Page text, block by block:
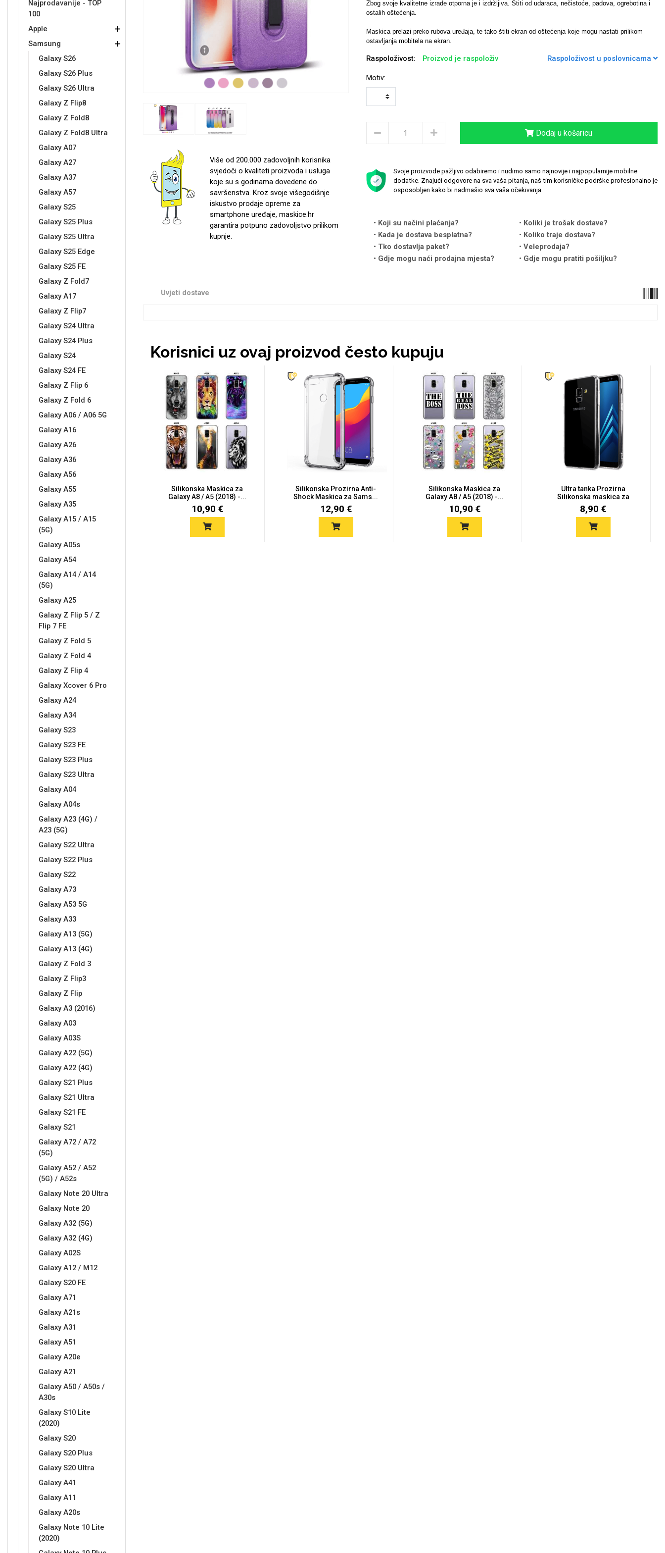
Najprodavanije - TOP
100
Apple
Samsung
Galaxy S26
Galaxy S26 Plus
Galaxy S26 Ultra
Galaxy Z Flip8
Galaxy Z Fold8
Galaxy Z Fold8 Ultra
Galaxy A07
Galaxy A27
Galaxy A37
Galaxy A57
Galaxy S25
Galaxy S25 Plus
Galaxy S25 Ultra
Galaxy S25 Edge
Galaxy S25 FE
Galaxy Z Fold7
Galaxy A17
Galaxy Z Flip7
Galaxy S24 Ultra
Galaxy S24 Plus
Galaxy S24
Galaxy S24 FE
Galaxy Z Flip 6
Galaxy Z Fold 6
Galaxy A06 / A06 5G
Galaxy A16
Galaxy A26
Galaxy A36
Galaxy A56
Galaxy A55
Galaxy A35
Galaxy A15 / A15
(5G)
Galaxy A05s
Galaxy A54
Galaxy A14 / A14
(5G)
Galaxy A25
Galaxy Z Flip 5 / Z
Flip 7 FE
Galaxy Z Fold 5
Galaxy Z Fold 4
Galaxy Z Flip 4
Galaxy Xcover 6 Pro
Galaxy A24
Galaxy A34
Galaxy S23
Galaxy S23 FE
Galaxy S23 Plus
Galaxy S23 Ultra
Galaxy A04
Galaxy A04s
Galaxy A23 (4G) /
A23 (5G)
Galaxy S22 Ultra
Galaxy S22 Plus
Galaxy S22
Galaxy A73
Galaxy A53 5G
Galaxy A33
Galaxy A13 (5G)
Galaxy A13 (4G)
Galaxy Z Fold 3
Galaxy Z Flip3
Galaxy Z Flip
Galaxy A3 (2016)
Galaxy A03
Galaxy A03S
Galaxy A22 (5G)
Galaxy A22 (4G)
Galaxy S21 Plus
Galaxy S21 Ultra
Galaxy S21 FE
Galaxy S21
Galaxy A72 / A72
(5G)
Galaxy A52 / A52
(5G) / A52s
Galaxy Note 20 Ultra
Galaxy Note 20
Galaxy A32 (5G)
Galaxy A32 (4G)
Galaxy A02S
Galaxy A12 / M12
Galaxy S20 FE
Galaxy A71
Galaxy A21s
Galaxy A31
Galaxy A51
Galaxy A20e
Galaxy A21
Galaxy A50 / A50s /
A30s
Galaxy S10 Lite
(2020)
Galaxy S20
Galaxy S20 Plus
Galaxy S20 Ultra
Galaxy A41
Galaxy A11
Galaxy A20s
Galaxy Note 10 Lite
(2020)
Više od 200.000 zadovoljnih korisnika
svjedoči o kvaliteti proizvoda i usluga
koje su s godinama dovedene do
savršenstva. Kroz svoje višegodišnje
iskustvo prodaje opreme za
smartphone uređaje, maskice.hr
garantira potpuno zadovoljstvo prilikom
kupnje.
Zbog svoje kvalitetne izrade otporna je i izdržljiva. Štiti od udaraca, nečistoće, padova, ogrebotina i
ostalih oštećenja.
Maskica prelazi preko rubova uređaja, te tako štiti ekran od oštećenja koje mogu nastati prilikom
ostavljanja mobitela na ekran.
Raspoloživost: Proizvod je raspoloživ Raspoloživost u poslovnicama
Motiv:
Dodaj u košaricu
Svoje proizvode pažljivo odabiremo i nudimo samo najnovije i najpopularnije mobilne
dodatke. Znajući odgovore na sva vaša pitanja, naš tim korisničke podrške profesionalno je
osposobljen kako bi nadmašio sva vaša očekivanja.
Koji su načini plaćanja?
Koliki je trošak dostave?
Kada je dostava besplatna?
Koliko traje dostava?
Tko dostavlja paket?
Veleprodaja?
Gdje mogu naći prodajna mjesta?
Gdje mogu pratiti pošiljku?
Uvjeti dostave
Korisnici uz ovaj proizvod često kupuju
Silikonska Maskica za
Galaxy A8 / A5 (2018) -...
10,90 €
Silikonska Prozirna Anti-
Shock Maskica za Sams...
12,90 €
Silikonska Maskica za
Galaxy A8 / A5 (2018) -...
10,90 €
Ultra tanka Prozirna
Silikonska maskica za
Sam...
8,90 €
Babe
Croatos Najprodavanije - TOP 100
Gym Unicorn kolekcija
Sleng
Životinjsko carstvo
Svemirska kolekcija Valentinovo
Love motivi I Need Some Space
Quotes Collection
Zodiac
Doodles
Monogrami
Za njega
Mandale / Cvjetni motivi
MarbleMania
Crtani filmovi
Obiteljski motivi
Samsung
Punjači za mobitel Spigen maskice
Univerzalno kaljeno staklo
Univerzalne futrole i
maskice
Samsung
Sony LCD Tablet
Držači za romobil
Ostali držači
USB kablovi
AUX kablovi Adapteri za mobitel
FM Transmitteri